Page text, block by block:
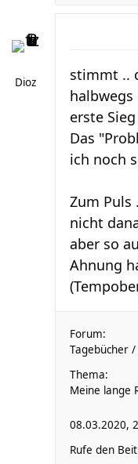
Dioz
stimmt ..
erste
Das
ich noch
Zum Puls
nicht
aber so
Ahnung
Forum:
Tagebücher
Thema:
Meine lange
08.03.2020,
Rufe den